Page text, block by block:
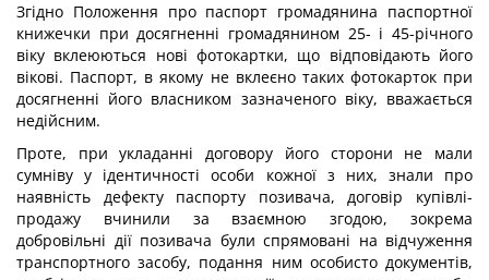
Згідно Положення про паспорт громадянина паспортної
книжечки при досягненні громадянином 25- і 45-річного
віку вклеюються нові фотокартки, що відповідають його
вікові. Паспорт, в якому не вклеєно таких фотокарток при
досягненні його власником зазначеного віку, вважається
недійсним.
Проте, при укладанні договору його сторони не мали
сумніву у ідентичності особи кожної з них, знали про
наявність дефекту паспорту позивача, договір купівлі-
продажу вчинили за взаємною згодою, зокрема
добровільні дії позивача були спрямовані на відчуження
транспортного засобу, подання ним особисто документів,